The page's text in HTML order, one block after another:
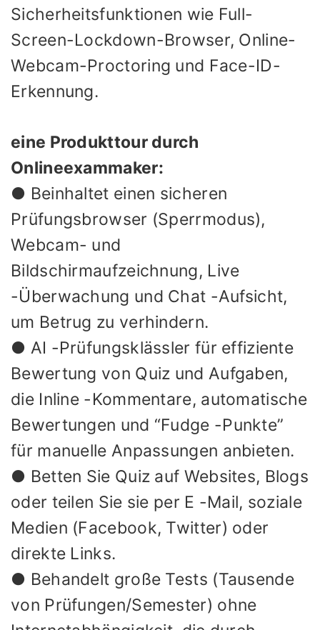
Sicherheitsfunktionen wie Full-
Screen-Lockdown-Browser, Online-
Webcam-Proctoring und Face-ID-
Erkennung.
eine Produkttour durch
Onlineexammaker:
● Beinhaltet einen sicheren
Prüfungsbrowser (Sperrmodus),
Webcam- und
Bildschirmaufzeichnung, Live
-Überwachung und Chat -Aufsicht,
um Betrug zu verhindern.
● AI -Prüfungsklässler für effiziente
Bewertung von Quiz und Aufgaben,
die Inline -Kommentare, automatische
Bewertungen und “Fudge -Punkte”
für manuelle Anpassungen anbieten.
● Betten Sie Quiz auf Websites, Blogs
oder teilen Sie sie per E -Mail, soziale
Medien (Facebook, Twitter) oder
direkte Links.
● Behandelt große Tests (Tausende
von Prüfungen/Semester) ohne